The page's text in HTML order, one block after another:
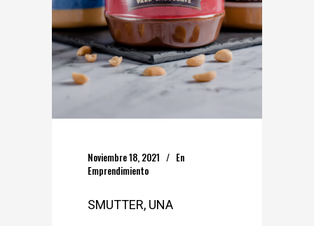
Noviembre 18, 2021
En
Emprendimiento
SMUTTER, UNA